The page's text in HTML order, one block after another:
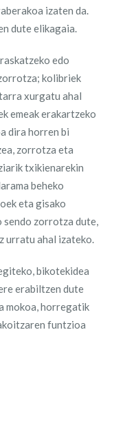
izaten da.
dute elikagaia.
edo
kolibriek
xurgatu ahal
emeak erakartzeko
dira horren bi
zorrotza eta
txikienarekin
beheko
eta gisako
zorrotza dute,
urratu ahal izateko.
bikotekidea
erabiltzen dute
mokoa, horregatik
funtzioa